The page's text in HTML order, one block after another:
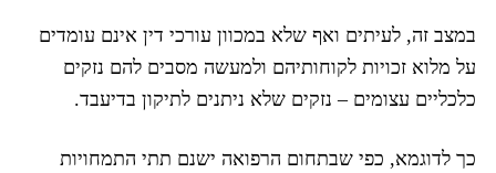
במצב זה, לעיתים ואף שלא במכוון עורכי דין אינם עומדים
על מלוא זכויות לקוחותיהם ולמעשה מסבים להם נזקים
כלכליים עצומים – נזקים שלא ניתנים לתיקון בדיעבד.
כך לדוגמא, כפי שבתחום הרפואה ישנם תתי התמחויות